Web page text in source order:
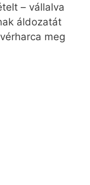
– vállalva
áldozatát
meg